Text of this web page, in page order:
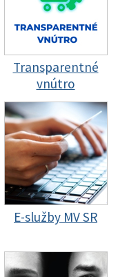
Transparentné
vnútro
E-služby MV SR